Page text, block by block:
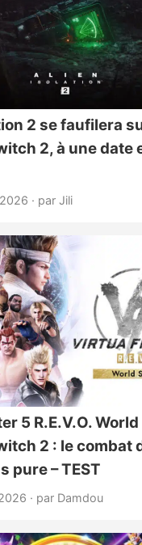
2 se faufilera
2, à une date
· par Jili
5 R.E.V.O.
2 : le combat
pure – TEST
· par Damdou